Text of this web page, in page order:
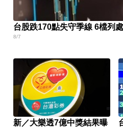
台股跌170點失守季線 6檔列
8/7
新／大樂透7億中獎結果曝